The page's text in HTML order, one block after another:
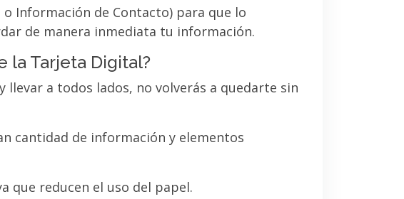
Información de Contacto) para que lo
de manera inmediata tu información.
la Tarjeta Digital?
llevar a todos lados, no volverás a quedarte sin
cantidad de información y elementos
que reducen el uso del papel.